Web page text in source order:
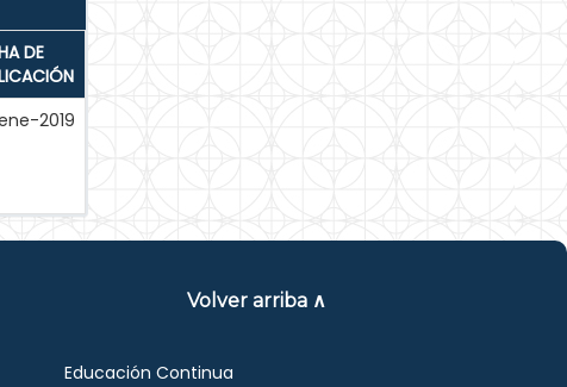
DE
2019
Volver arriba ∧
Educación Continua